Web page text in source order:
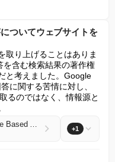
ついてウェブサイトを
取り上げることはありま
含む検索結果の著作権
と考えました。Google
に関する苦情に対し、
るのではなく、情報源と
Google Blames Website For Race Based AI Overview Response +1